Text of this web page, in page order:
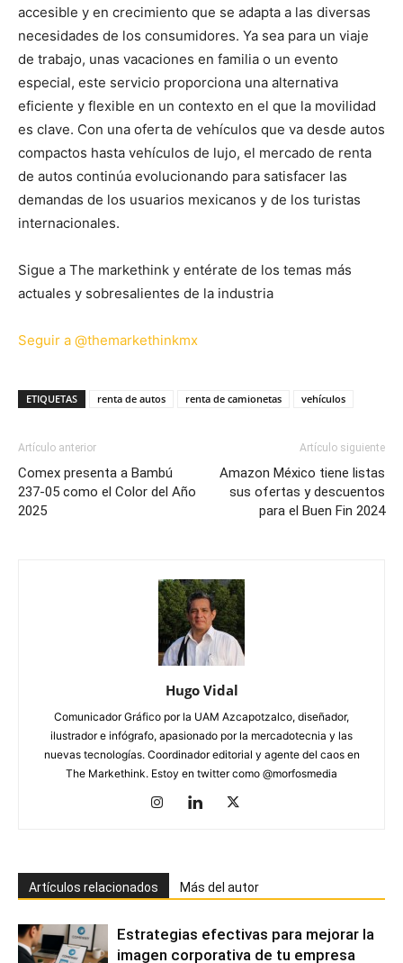
accesible y en crecimiento que se adapta a las diversas
necesidades de los consumidores. Ya sea para un viaje
de trabajo, unas vacaciones en familia o un evento
especial, este servicio proporciona una alternativa
eficiente y flexible en un contexto en el que la movilidad
es clave. Con una oferta de vehículos que va desde autos
compactos hasta vehículos de lujo, el mercado de renta
de autos continúa evolucionando para satisfacer las
demandas de los usuarios mexicanos y de los turistas
internacionales.
Sigue a The markethink y entérate de los temas más
actuales y sobresalientes de la industria
Seguir a @themarkethinkmx
ETIQUETAS renta de autos renta de camionetas vehículos
Artículo anterior
Comex presenta a Bambú
237-05 como el Color del Año
2025
Artículo siguiente
Amazon México tiene listas
sus ofertas y descuentos
para el Buen Fin 2024
Hugo Vidal
Comunicador Gráfico por la UAM Azcapotzalco, diseñador,
ilustrador e infógrafo, apasionado por la mercadotecnia y las
nuevas tecnologías. Coordinador editorial y agente del caos en
The Markethink. Estoy en twitter como @morfosmedia
Artículos relacionados Más del autor
Estrategias efectivas para mejorar la
imagen corporativa de tu empresa